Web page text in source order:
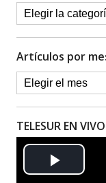
Artículos por
TELESUR EN VIVO